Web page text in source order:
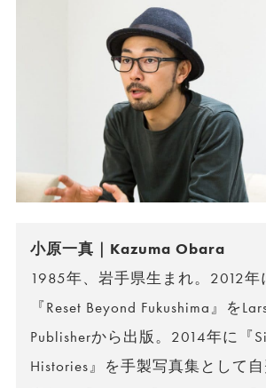
小原一真｜Kazuma Obara
1985年、岩手県生まれ。2012年
『Reset Beyond Fukushima』を
Publisherから出版。2014年に『
Histories』を手製写真集として